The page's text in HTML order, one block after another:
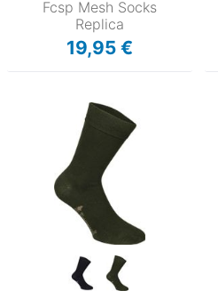
Fcsp Mesh Socks
Replica
19,95 €